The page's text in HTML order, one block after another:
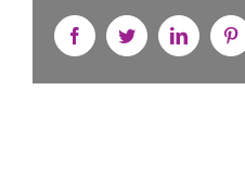
FacebookTwitterLinkedin